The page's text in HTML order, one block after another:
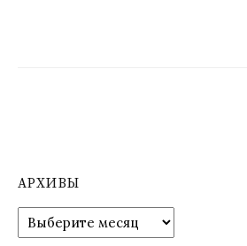
АРХИВЫ
р